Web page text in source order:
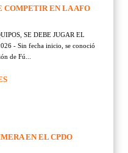
COMPETIR EN LA AFO
SE DEBE JUGAR EL
- Sin fecha inicio, se conoció
de Fú...
EN EL CPDO